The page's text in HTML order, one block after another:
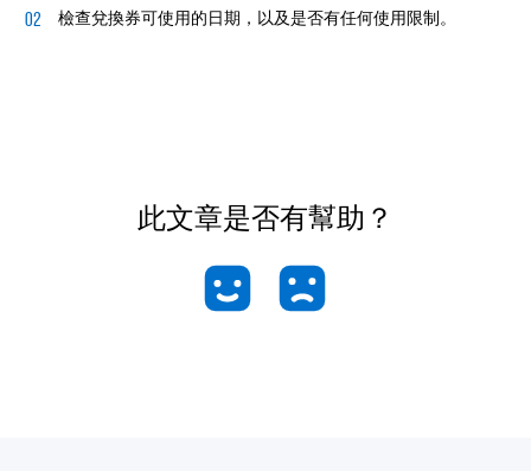
檢查兌換券可使用的日期，以及是否有任何使用限制。
此文章是否有幫助？